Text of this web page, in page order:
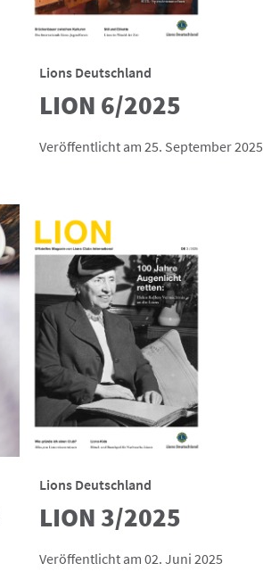
Lions Deutschland
LION 6/2025
Veröffentlicht am 25. September 2025
Lions Deutschland
LION 3/2025
Veröffentlicht am 02. Juni 2025